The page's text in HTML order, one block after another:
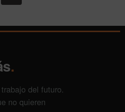
.
del futuro.
no quieren